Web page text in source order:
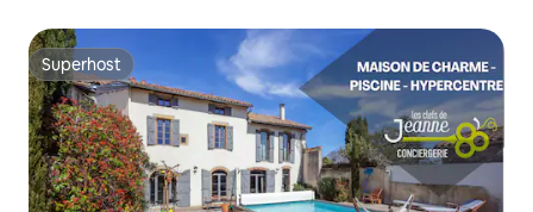
Superhost
Superhost